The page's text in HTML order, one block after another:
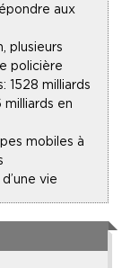
aux
plusieurs
policière
1528 milliards
en
mobiles à
vie